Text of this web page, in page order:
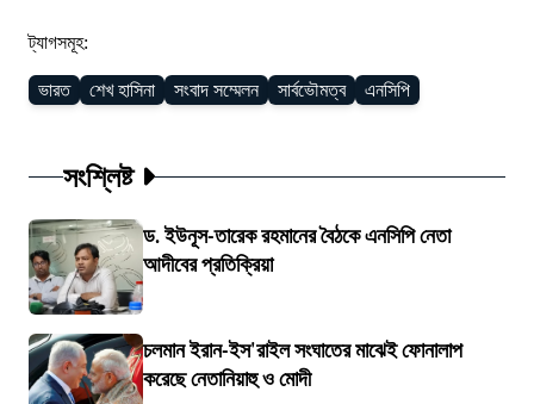
ট্যাগসমূহ:
ভারত শেখ হাসিনা সংবাদ সম্মেলন সার্বভৌমত্ব এনসিপি
সংশ্লিষ্ট
ড. ইউনূস-তারেক রহমানের বৈঠকে এনসিপি নেতা
আদীবের প্রতিক্রিয়া
চলমান ইরান-ইস'রাইল সংঘাতের মাঝেই ফোনালাপ
করেছে নেতানিয়াহু ও মোদী